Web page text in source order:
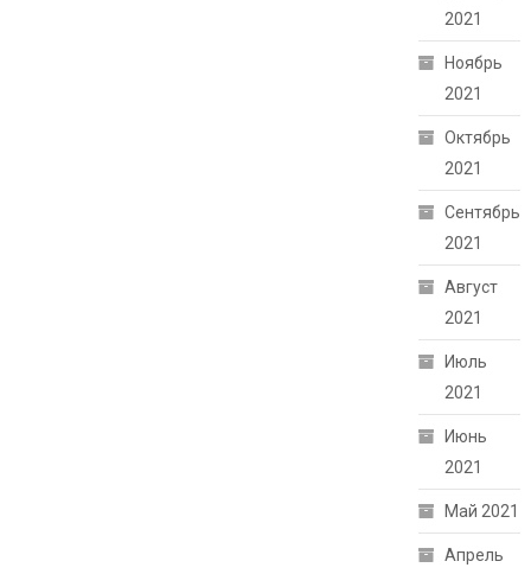
2021
Ноябрь
2021
Октябрь
2021
Сентябрь
2021
Август
2021
Июль
2021
Июнь
2021
Май 2021
Апрель